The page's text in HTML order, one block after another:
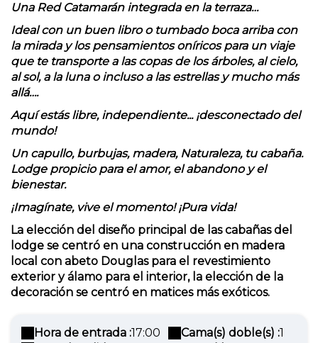
Una Red Catamarán integrada en la terraza…
Ideal con un buen libro o tumbado boca arriba con
la mirada y los pensamientos oníricos para un viaje
que te transporte a las copas de los árboles, al cielo,
al sol, a la luna o incluso a las estrellas y mucho más
allá….
Aquí estás libre, independiente... ¡desconectado del
mundo!
Un capullo, burbujas, madera, Naturaleza, tu cabaña.
Lodge propicio para el amor, el abandono y el
bienestar.
¡Imagínate, vive el momento! ¡Pura vida!
La elección del diseño principal de las cabañas del
lodge se centró en una construcción en madera
local con abeto Douglas para el revestimiento
exterior y álamo para el interior, la elección de la
decoración se centró en matices más exóticos.
Hora de entrada :17:00
Cama(s) doble(s) :1